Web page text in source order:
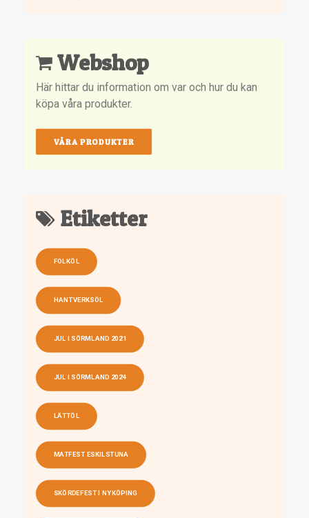
Webshop
Här hittar du information om var och hur du kan
köpa våra produkter.
VÅRA PRODUKTER
Etiketter
FOLKÖL
HANTVERKSÖL
JUL I SÖRMLAND 2021
JUL I SÖRMLAND 2024
LÄTTÖL
MATFEST ESKILSTUNA
SKÖRDEFEST I NYKÖPING